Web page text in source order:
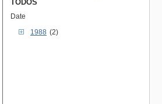
TODOS
Date
1988 (2)